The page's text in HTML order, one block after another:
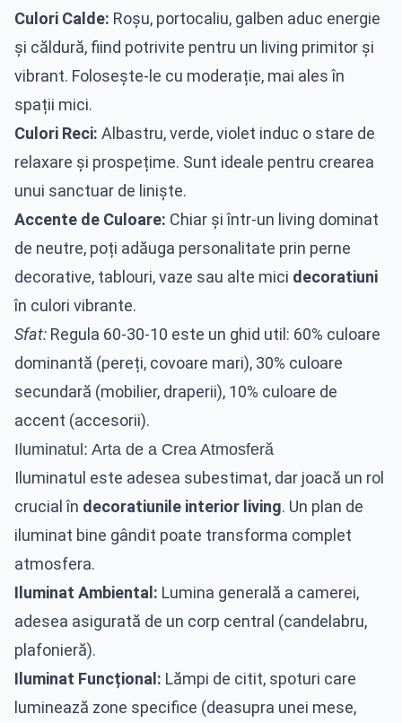
Culori Calde: Roșu, portocaliu, galben aduc energie
și căldură, fiind potrivite pentru un living primitor și
vibrant. Folosește-le cu moderație, mai ales în
spații mici.
Culori Reci: Albastru, verde, violet induc o stare de
relaxare și prospețime. Sunt ideale pentru crearea
unui sanctuar de liniște.
Accente de Culoare: Chiar și într-un living dominat
de neutre, poți adăuga personalitate prin perne
decorative, tablouri, vaze sau alte mici decoratiuni
în culori vibrante.
Sfat: Regula 60-30-10 este un ghid util: 60% culoare
dominantă (pereți, covoare mari), 30% culoare
secundară (mobilier, draperii), 10% culoare de
accent (accesorii).
Iluminatul: Arta de a Crea Atmosferă
Iluminatul este adesea subestimat, dar joacă un rol
crucial în decoratiunile interior living. Un plan de
iluminat bine gândit poate transforma complet
atmosfera.
Iluminat Ambiental: Lumina generală a camerei,
adesea asigurată de un corp central (candelabru,
plafonieră).
Iluminat Funcțional: Lămpi de citit, spoturi care
luminează zone specifice (deasupra unei mese,